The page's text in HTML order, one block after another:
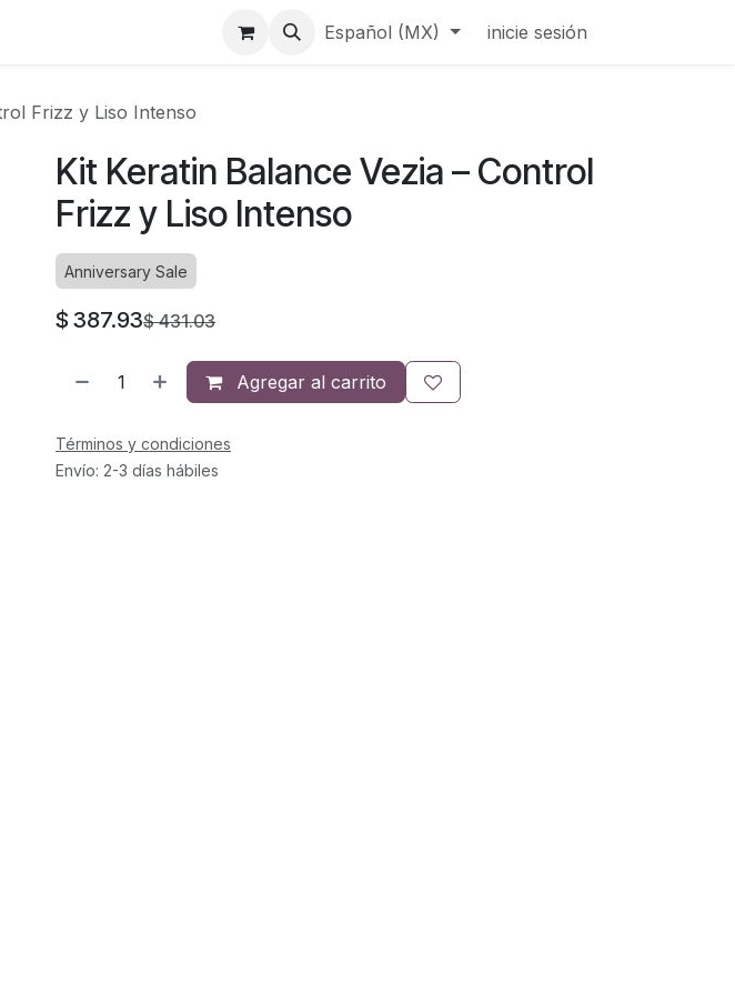
Español (MX) inicie sesión
Frizz y Liso Intenso
Kit Keratin Balance Vezia – Control
Frizz y Liso Intenso
Anniversary Sale
$ 387.93$431.03
Agregar al carrito
Términos y condiciones
Envío: 2-3 días hábiles